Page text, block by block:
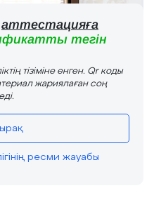
аттестацияға
тегін
тізіміне енген. Qr коды
жариялаған соң
ресми жауабы